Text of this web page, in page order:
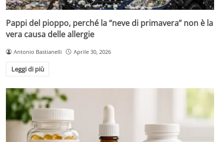
Pappi del pioppo, perché la “neve di primavera” non è la
vera causa delle allergie
Antonio Bastianelli Aprile 30, 2026
Leggi di più